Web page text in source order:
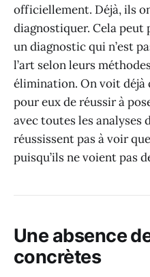
officiellement. Déjà, ils
diagnostiquer. Cela peut
un diagnostic qui n’est
l’art selon leurs
élimination. On voit déjà
pour eux de réussir à
avec toutes les analyses
réussissent pas à voir
puisqu’ils ne voient pas
Une absence
concrètes